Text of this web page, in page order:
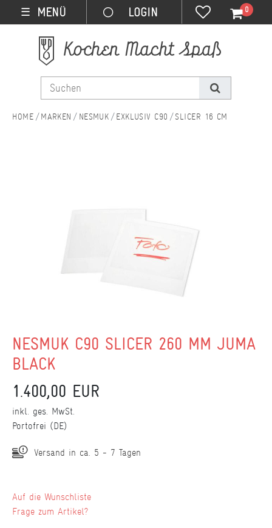
☰ MENÜ 0
MARKEN NESMUK EXKLUSIV C90 SLICER 16 CM
NESMUK C90 SLICER 260 MM JUMA
BLACK
1.400,00 EUR
inkl. ges. MwSt.
Portofrei (DE)
Versand in ca. 5 - 7 Tagen
Wunschliste
Frage zum Artikel?